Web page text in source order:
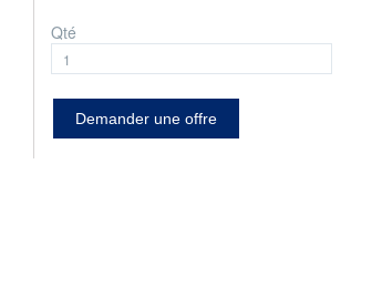
Qté
Demander une offre